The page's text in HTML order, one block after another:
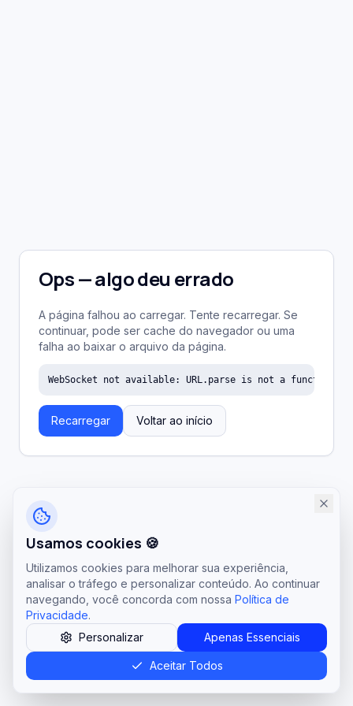
Ops — algo deu errado
A página falhou ao carregar. Tente recarregar. Se
continuar, pode ser cache do navegador ou uma
falha ao baixar o arquivo da página.
WebSocket not available: URL.parse is not a function
Recarregar Voltar ao início
Usamos cookies 🍪
Utilizamos cookies para melhorar sua experiência,
analisar o tráfego e personalizar conteúdo. Ao continuar
navegando, você concorda com nossa Política de
Privacidade.
Personalizar
Apenas Essenciais
Aceitar Todos